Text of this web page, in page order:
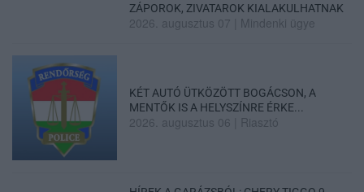
ZÁPOROK, ZIVATAROK KIALAKULHATNAK
2026. augusztus 07 Mindenki ügye
KÉT AUTÓ ÜTKÖZÖTT BOGÁCSON, A
MENTŐK IS A HELYSZÍNRE ÉRKE...
2026. augusztus 06 Riasztó